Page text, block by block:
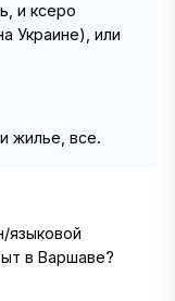
и ксеро
Украине), или
жилье, все.
языковой
в Варшаве?